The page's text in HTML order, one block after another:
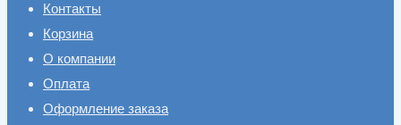
Контакты
Корзина
О компании
Оплата
Оформление заказа